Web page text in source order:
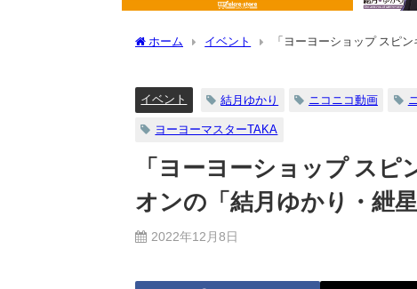
ホーム イベント
「ヨーヨーショップ スピ
イベント 結月ゆかり ニコニコ動画
ヨーヨーマスターTAKA
「ヨーヨーショップ ス
オンの「結月ゆかり・紲
2022年12月8日